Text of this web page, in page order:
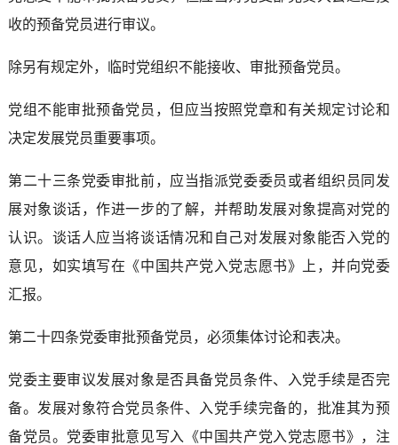
收的预备党员进行审议。
除另有规定外，临时党组织不能接收、审批预备党员。
党组不能审批预备党员，但应当按照党章和有关规定讨论和
决定发展党员重要事项。
第二十三条党委审批前，应当指派党委委员或者组织员同发
展对象谈话，作进一步的了解，并帮助发展对象提高对党的
认识。谈话人应当将谈话情况和自己对发展对象能否入党的
意见，如实填写在《中国共产党入党志愿书》上，并向党委
汇报。
第二十四条党委审批预备党员，必须集体讨论和表决。
党委主要审议发展对象是否具备党员条件、入党手续是否完
备。发展对象符合党员条件、入党手续完备的，批准其为预
备党员。党委审批意见写入《中国共产党入党志愿书》，注